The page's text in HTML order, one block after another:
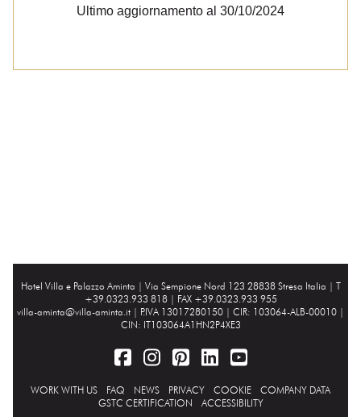
Ultimo aggiornamento al 30/10/2024
Hotel Villa e Palazzo Aminta | Via Sempione Nord 123 28838 Stresa Italia | T
+39.0323.933 818 | FAX +39.0323.933 955
villa-aminta@villa-aminta.it | P.IVA 13017280150 | CIR: 103064-ALB-00010 |
CIN: IT103064A1HN2P4XE3
WORK WITH US FAQ NEWS PRIVACY COOKIE
COMPANY DATA
GSTC CERTIFICATION
ACCESSIBILITY